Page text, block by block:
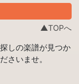
▲TOPへ
しの楽譜が見つか
さいませ。